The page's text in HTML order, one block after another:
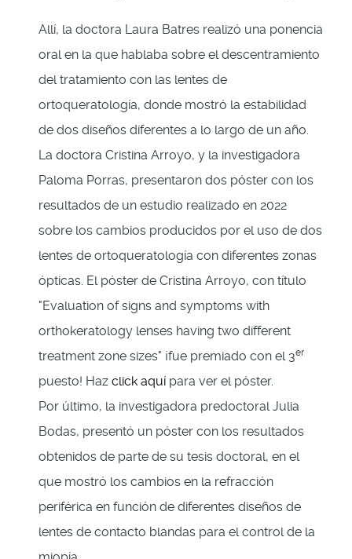
Allí, la doctora Laura Batres realizó una ponencia
oral en la que hablaba sobre el descentramiento
del tratamiento con las lentes de
ortoqueratología, donde mostró la estabilidad
de dos diseños diferentes a lo largo de un año.
La doctora Cristina Arroyo, y la investigadora
Paloma Porras, presentaron dos póster con los
resultados de un estudio realizado en 2022
sobre los cambios producidos por el uso de dos
lentes de ortoqueratología con diferentes zonas
ópticas. El póster de Cristina Arroyo, con título
"Evaluation of signs and symptoms with
orthokeratology lenses having two different
treatment zone sizes" ¡fue premiado con el 3er
puesto! Haz click aquí para ver el póster.
Por último, la investigadora predoctoral Julia
Bodas, presentó un póster con los resultados
obtenidos de parte de su tesis doctoral, en el
que mostró los cambios en la refracción
periférica en función de diferentes diseños de
lentes de contacto blandas para el control de la